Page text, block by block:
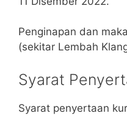
Penginapan dan
(sekitar Lembah
Syarat
Syarat penyertaan